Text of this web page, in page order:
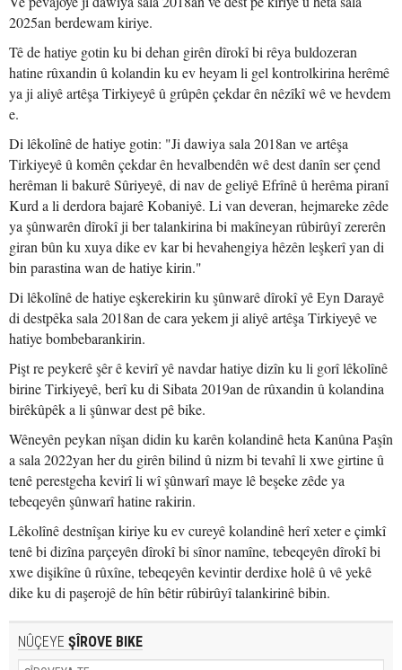
2025an berdewam kiriye.
Tê de hatiye gotin ku bi dehan girên dîrokî bi rêya buldozeran
hatine rûxandin û kolandin ku ev heyam li gel kontrolkirina herêmê
ya ji aliyê artêşa Tirkiyeyê û grûpên çekdar ên nêzîkî wê ve hevdem
e.
Di lêkolînê de hatiye gotin: "Ji dawiya sala 2018an ve artêşa
Tirkiyeyê û komên çekdar ên hevalbendên wê dest danîn ser çend
herêman li bakurê Sûriyeyê, di nav de geliyê Efrînê û herêma piranî
Kurd a li derdora bajarê Kobaniyê. Li van deveran, hejmareke zêde
ya şûnwarên dîrokî ji ber talankirina bi makîneyan rûbirûyî zererên
giran bûn ku xuya dike ev kar bi hevahengiya hêzên leşkerî yan di
bin parastina wan de hatiye kirin."
Di lêkolînê de hatiye eşkerekirin ku şûnwarê dîrokî yê Eyn Darayê
di destpêka sala 2018an de cara yekem ji aliyê artêşa Tirkiyeyê ve
hatiye bombebarankirin.
Pişt re peykerê şêr ê kevirî yê navdar hatiye dizîn ku li gorî lêkolînê
birine Tirkiyeyê, berî ku di Sibata 2019an de rûxandin û kolandina
birêkûpêk a li şûnwar dest pê bike.
Wêneyên peykan nîşan didin ku karên kolandinê heta Kanûna Paşîn
a sala 2022yan her du girên bilind û nizm bi tevahî li xwe girtine û
tenê perestgeha kevirî li wî şûnwarî maye lê beşeke zêde ya
tebeqeyên şûnwarî hatine rakirin.
Lêkolînê destnîşan kiriye ku ev cureyê kolandinê herî xeter e çimkî
tenê bi dizîna parçeyên dîrokî bi sînor namîne, tebeqeyên dîrokî bi
xwe dişikîne û rûxîne, tebeqeyên kevintir derdixe holê û vê yekê
dike ku di paşerojê de hîn bêtir rûbirûyî talankirinê bibin.
NÛÇEYE ŞÎROVE BIKE